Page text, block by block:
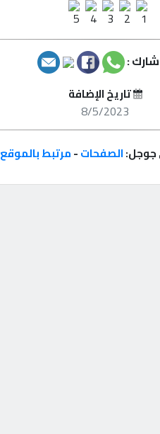
شارك :
تاريخ الإضافة
8/5/2023
جوجل:الصفحات-مرتبط بالموقع